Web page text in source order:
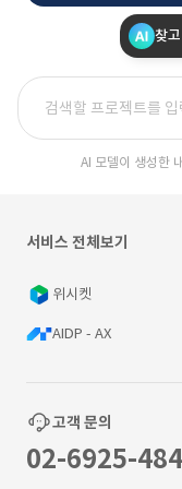
찾
AI 모델이 생성한
서비스 전체보기
위시켓
AIDP - AX
고객 문의
02-6925-